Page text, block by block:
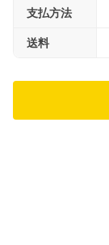
支払方法
送料